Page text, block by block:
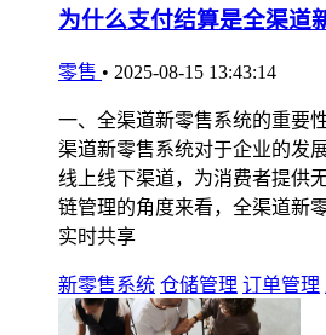
为什么支付结算是全渠道
零售 • 2025-08-15 13:43:14
一、全渠道新零售系统的重要
渠道新零售系统对于企业的发
线上线下渠道，为消费者提供
链管理的角度来看，全渠道新
实时共享
新零售系统 仓储管理 订单管理